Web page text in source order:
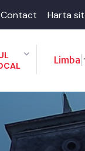
Contact Harta
Limba